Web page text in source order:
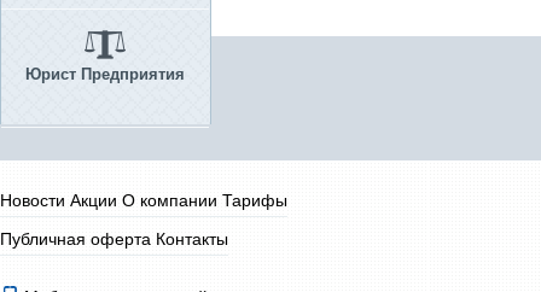
Юрист Предприятия
Новости Акции О компании Тарифы
Публичная оферта Контакты